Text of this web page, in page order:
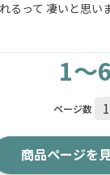
るって 凄いと思いま
1～6
ページ数
商品ページを